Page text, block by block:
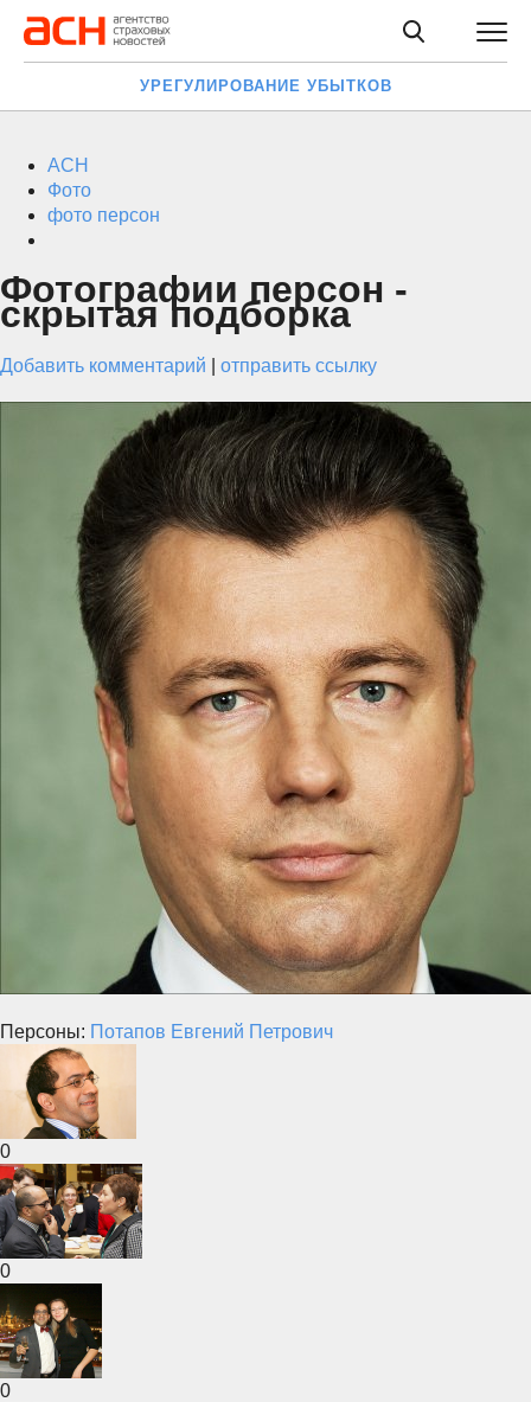
УРЕГУЛИРОВАНИЕ УБЫТКОВ
АСН
Фото
фото персон
Фотографии персон -
скрытая подборка
Добавить комментарий отправить ссылку
Персоны: Потапов Евгений Петрович
0
0
0